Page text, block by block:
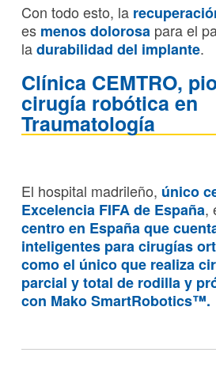
Con todo esto, la
es menos dolorosa para el
ladurabilidad del implante.
Clínica CEMTRO,
cirugía robótica en
Traumatología
El hospital madrileño, único
Excelencia FIFA de España,
centro en España que
inteligentes para cirugías
como el único que realiza
parcial y total de rodillay
con Mako SmartRobotics™.